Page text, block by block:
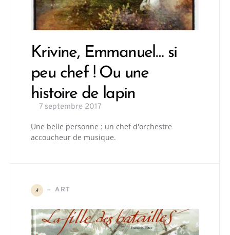
Krivine, Emmanuel… si
peu chef ! Ou une
histoire de lapin
7 septembre 2017
Une belle personne : un chef d'orchestre
accoucheur de musique.
A ART